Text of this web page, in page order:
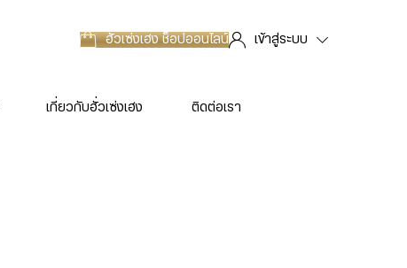
ฮั่วเซ่งเฮงช็อปออนไลน์ เข้าสู่ระบบ
เกี่ยวกับฮั่วเซ่งเฮง ติดต่อเรา